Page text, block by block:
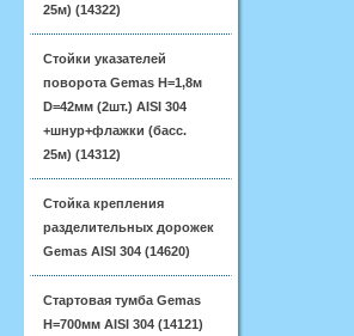
25м) (14322)
Стойки указателей
поворота Gemas H=1,8м
D=42мм (2шт.) AISI 304
+шнур+флажки (басс.
25м) (14312)
Стойка крепления
разделительных дорожек
Gemas AISI 304 (14620)
Стартовая тумба Gemas
H=700мм AISI 304 (14121)